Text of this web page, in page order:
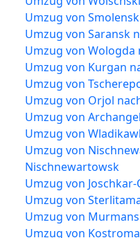
Umzug von
Umzug von Saransk
Umzug von Wologda
Umzug von Kurgan
Umzug von
Umzug von Orjol
Umzug von
Umzug von
Umzug von
Nischnewartowsk
Umzug von
Umzug von
Umzug von
Umzug von